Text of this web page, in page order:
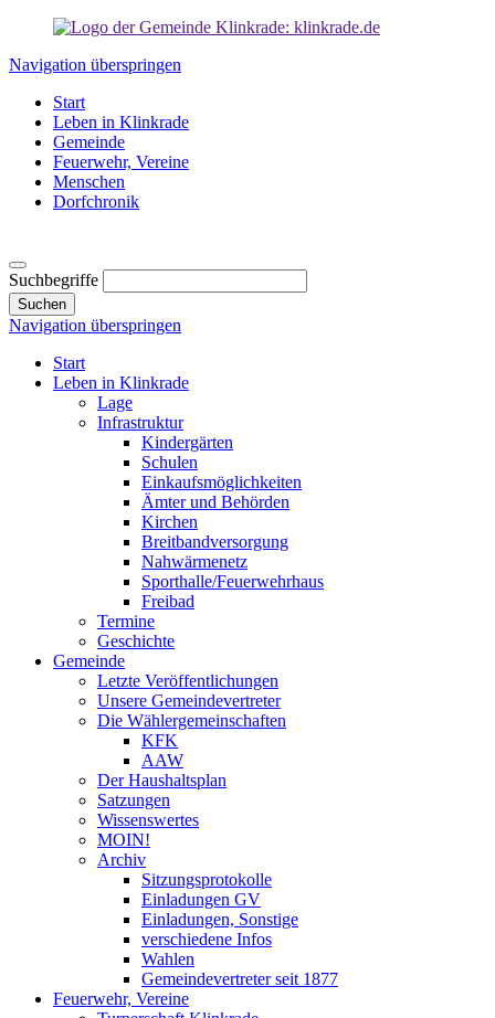
Navigation überspringen
Start
Leben in Klinkrade
Gemeinde
Feuerwehr, Vereine
Menschen
Dorfchronik
Suchbegriffe
Suchen
Navigation überspringen
Start
Leben in Klinkrade
Lage
Infrastruktur
Kindergärten
Schulen
Einkaufsmöglichkeiten
Ämter und Behörden
Kirchen
Breitbandversorgung
Nahwärmenetz
Sporthalle/Feuerwehrhaus
Freibad
Termine
Geschichte
Gemeinde
Letzte Veröffentlichungen
Unsere Gemeindevertreter
Die Wählergemeinschaften
KFK
AAW
Der Haushaltsplan
Satzungen
Wissenswertes
MOIN!
Archiv
Sitzungsprotokolle
Einladungen GV
Einladungen, Sonstige
verschiedene Infos
Wahlen
Gemeindevertreter seit 1877
Feuerwehr, Vereine